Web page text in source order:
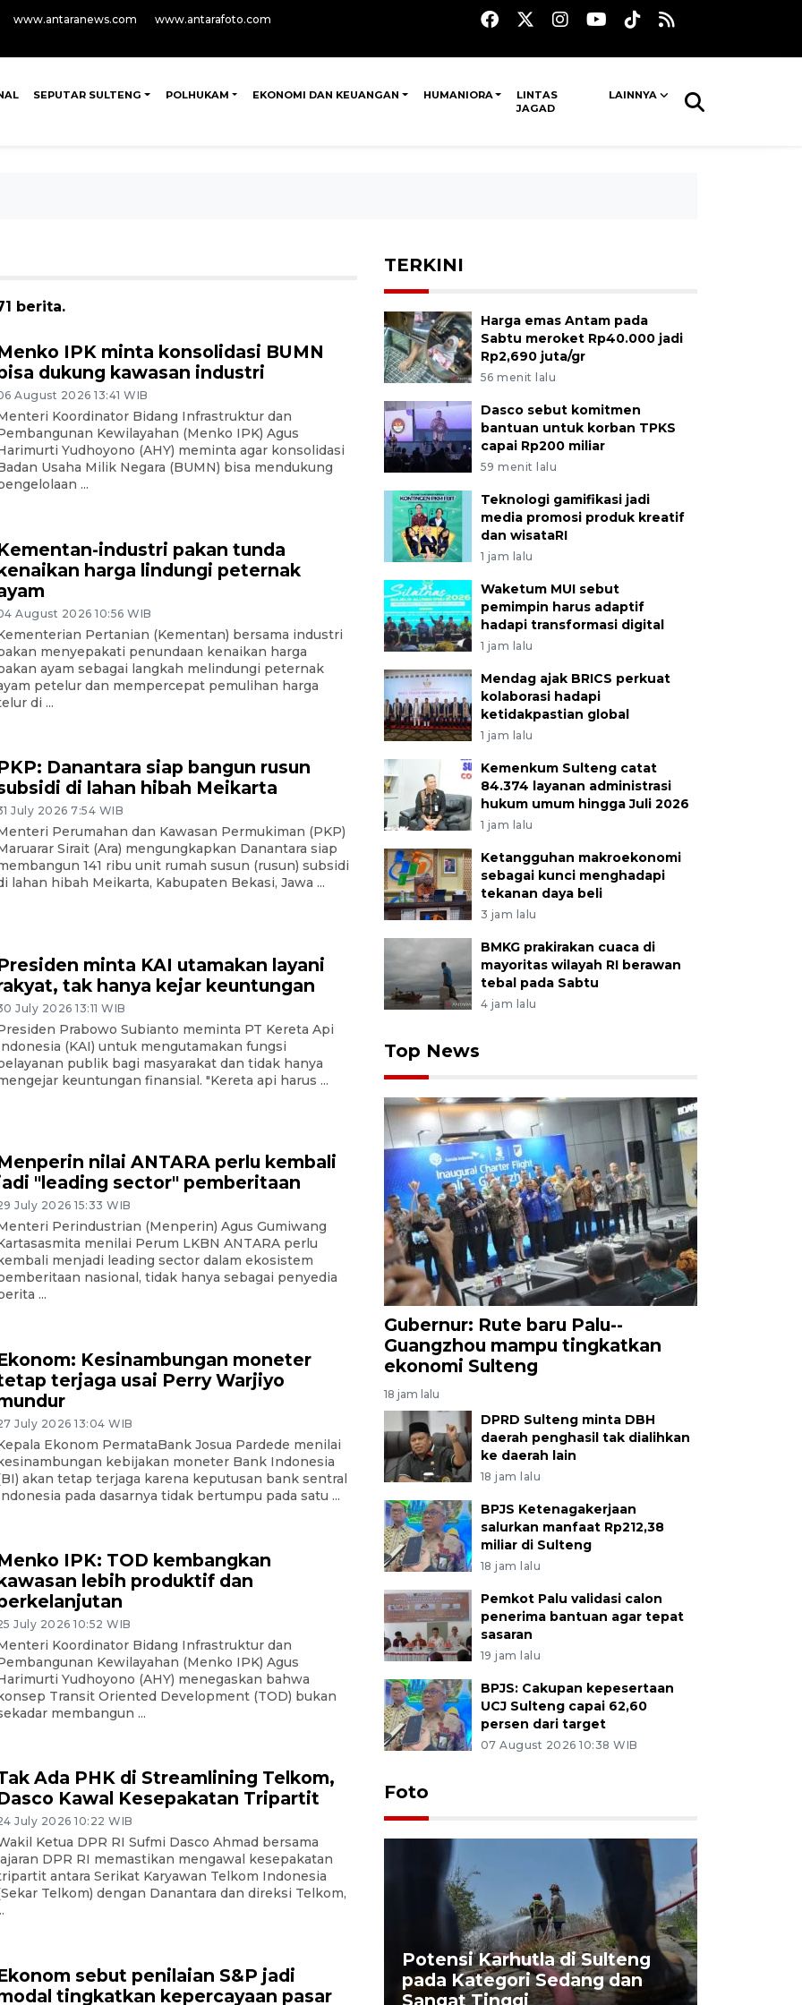
www.antaranews.com www.antarafoto.com
SEPUTAR SULTENG POLHUKAM EKONOMI DAN KEUANGAN HUMANIORA
LINTAS
JAGAD
LAINNYA
berita.
IPK minta konsolidasi BUMN
dukung kawasan industri
August 2026 13:41 WIB
Koordinator Bidang Infrastruktur dan
Kewilayahan (Menko IPK) Agus
Yudhoyono (AHY) meminta agar konsolidasi
Usaha Milik Negara (BUMN) bisa mendukung
...
industri pakan tunda
harga lindungi peternak
August 2026 10:56 WIB
Pertanian (Kementan) bersama industri
menyepakati penundaan kenaikan harga
ayam sebagai langkah melindungi peternak
petelur dan mempercepat pemulihan harga
di ...
Danantara siap bangun rusun
di lahan hibah Meikarta
July 2026 7:54 WIB
Perumahan dan Kawasan Permukiman (PKP)
Sirait (Ara) mengungkapkan Danantara siap
141 ribu unit rumah susun (rusun) subsidi
lahan hibah Meikarta, Kabupaten Bekasi, Jawa ...
minta KAI utamakan layani
tak hanya kejar keuntungan
July 2026 13:11 WIB
Prabowo Subianto meminta PT Kereta Api
(KAI) untuk mengutamakan fungsi
publik bagi masyarakat dan tidak hanya
keuntungan finansial. "Kereta api harus ...
nilai ANTARA perlu kembali
"leading sector" pemberitaan
July 2026 15:33 WIB
Perindustrian (Menperin) Agus Gumiwang
menilai Perum LKBN ANTARA perlu
menjadi leading sector dalam ekosistem
nasional, tidak hanya sebagai penyedia
...
Kesinambungan moneter
terjaga usai Perry Warjiyo
July 2026 13:04 WIB
Ekonom PermataBank Josua Pardede menilai
kebijakan moneter Bank Indonesia
akan tetap terjaga karena keputusan bank sentral
pada dasarnya tidak bertumpu pada satu ...
IPK: TOD kembangkan
lebih produktif dan
July 2026 10:52 WIB
Koordinator Bidang Infrastruktur dan
Kewilayahan (Menko IPK) Agus
Yudhoyono (AHY) menegaskan bahwa
Transit Oriented Development (TOD) bukan
membangun ...
Ada PHK di Streamlining Telkom,
Kawal Kesepakatan Tripartit
July 2026 10:22 WIB
Ketua DPR RI Sufmi Dasco Ahmad bersama
DPR RI memastikan mengawal kesepakatan
antara Serikat Karyawan Telkom Indonesia
Telkom) dengan Danantara dan direksi Telkom,
sebut penilaian S&P jadi
tingkatkan kepercayaan pasar
TERKINI
Harga emas Antam pada
Sabtu meroket Rp40.000 jadi
Rp2,690 juta/gr
56 menit lalu
Dasco sebut komitmen
bantuan untuk korban TPKS
capai Rp200 miliar
59 menit lalu
Teknologi gamifikasi jadi
media promosi produk kreatif
dan wisataRI
1 jam lalu
Waketum MUI sebut
pemimpin harus adaptif
hadapi transformasi digital
1 jam lalu
Mendag ajak BRICS perkuat
kolaborasi hadapi
ketidakpastian global
1 jam lalu
Kemenkum Sulteng catat
84.374 layanan administrasi
hukum umum hingga Juli 2026
1 jam lalu
Ketangguhan makroekonomi
sebagai kunci menghadapi
tekanan daya beli
3 jam lalu
BMKG prakirakan cuaca di
mayoritas wilayah RI berawan
tebal pada Sabtu
4 jam lalu
Top News
Gubernur: Rute baru Palu--
Guangzhou mampu tingkatkan
ekonomi Sulteng
18 jam lalu
DPRD Sulteng minta DBH
daerah penghasil tak dialihkan
ke daerah lain
18 jam lalu
BPJS Ketenagakerjaan
salurkan manfaat Rp212,38
miliar di Sulteng
18 jam lalu
Pemkot Palu validasi calon
penerima bantuan agar tepat
sasaran
19 jam lalu
BPJS: Cakupan kepesertaan
UCJ Sulteng capai 62,60
persen dari target
07 August 2026 10:38 WIB
Foto
Layanan pembuatan SIM Baru
Potensi Karhutla di Sulteng
pada Kategori Sedang dan